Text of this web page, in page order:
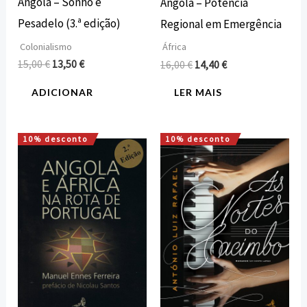
Pesadelo (3.ª edição)
Colonialismo
15,00€ 13,50€
ADICIONAR
Regional em Emergência
África
16,00€ 14,40€
LER MAIS
10% desconto
O
original
era:
7,50 €.
O
atual
é:
6,75 €.
10% desconto
O
preço
original
era:
12,00 €.
O
preço
atual
é:
10,80 €.